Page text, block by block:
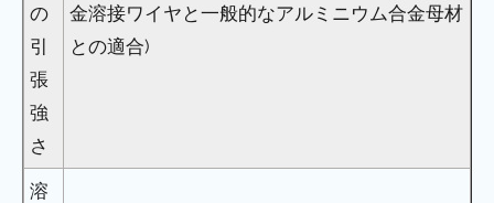
の
引
張
強
さ
金溶接ワイヤと一般的なアルミニウム合金母材
との適合)
溶